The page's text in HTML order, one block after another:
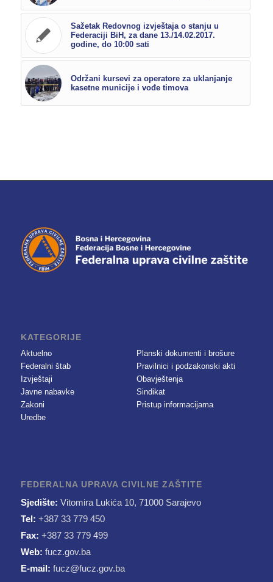
Sažetak Redovnog izvještaja o stanju u
Federaciji BiH, za dane 13./14.02.2017.
godine, do 10:00 sati
Održani kursevi za operatore za uklanjanje
kasetne municije i vođe timova
KATEGORIJE
Aktuelno
Federalni štab
Izvještaji
Javne nabavke
Zakoni
Uredbe
Planski dokumenti i brošure
Pravilnici i podzakonski akti
Obavještenja
Sindikat
Pristup informacijama
FEDERALNA UPRAVA CIVILNE ZAŠTITE
Sjedište: Vitomira Lukića 10, 71000 Sarajevo
Tel: +387 33 779 450
Fax: +387 33 779 499
Web: fucz.gov.ba
E-mail: fucz@fucz.gov.ba